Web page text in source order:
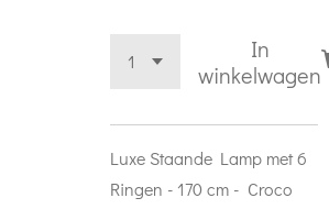
In
winkelwagen
Luxe Staande Lamp met 6
Ringen - 170 cm - Croco